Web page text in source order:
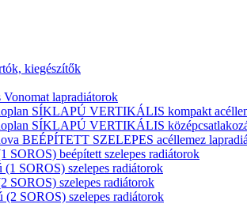
kiegészítők
lapradiátorok
SÍKLAPÚ VERTIKÁLIS kompakt
SÍKLAPÚ VERTIKÁLIS
BEÉPÍTETT SZELEPES acéllemez
SOROS) beépített szelepes radiátorok
SOROS) szelepes radiátorok
SOROS) szelepes radiátorok
SOROS) szelepes radiátorok